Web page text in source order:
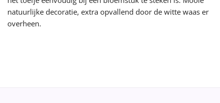
natuurlijke decoratie, extra opvallend door de witte waas er
overheen.